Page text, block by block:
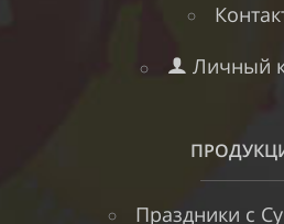
Личный
Праздники с